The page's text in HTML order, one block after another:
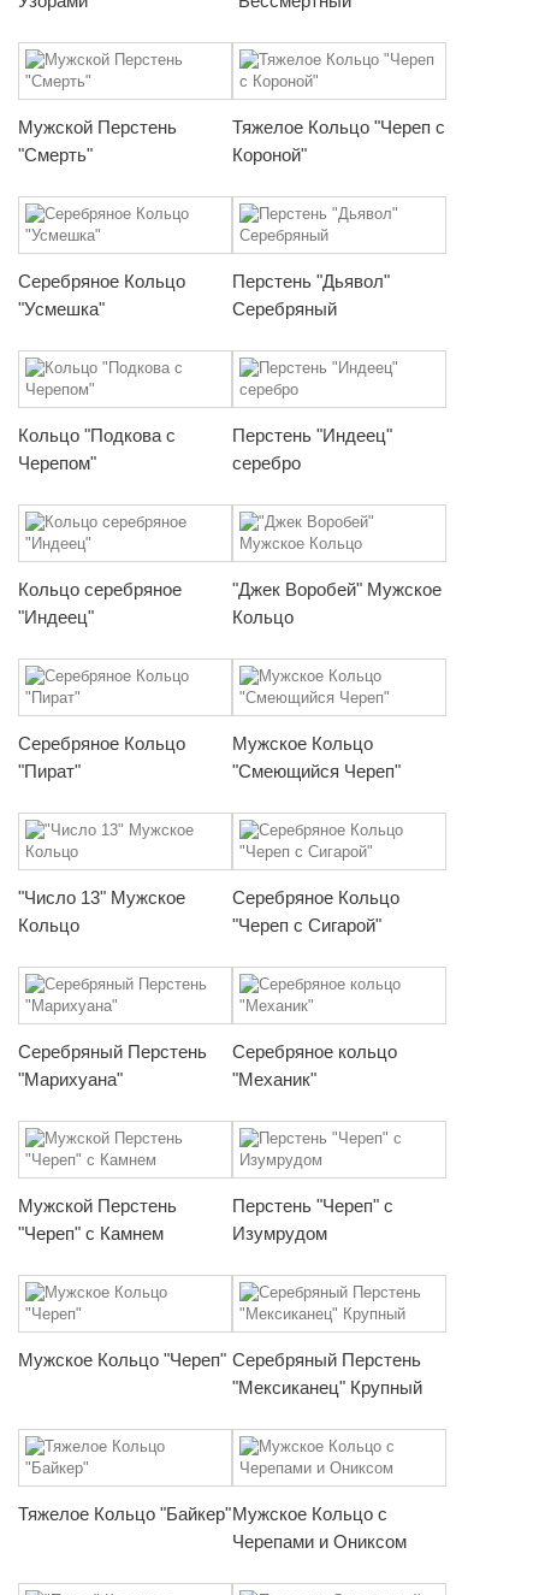
Мужской Перстень
"Смерть"
Тяжелое Кольцо "Череп с
Короной"
Серебряное Кольцо
"Усмешка"
Перстень "Дьявол"
Серебряный
Кольцо "Подкова с
Черепом"
Перстень "Индеец"
серебро
Кольцо серебряное
"Индеец"
"Джек Воробей" Мужское
Кольцо
Серебряное Кольцо
"Пират"
Мужское Кольцо
"Смеющийся Череп"
"Число 13" Мужское
Кольцо
Серебряное Кольцо
"Череп с Сигарой"
Серебряный Перстень
"Марихуана"
Серебряное кольцо
"Механик"
Мужской Перстень
"Череп" с Камнем
Перстень "Череп" с
Изумрудом
Мужское Кольцо "Череп" Серебряный Перстень
"Мексиканец" Крупный
Тяжелое Кольцо "Байкер"Мужское Кольцо с
Черепами и Ониксом